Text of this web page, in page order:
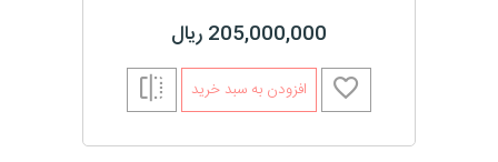
205,000,000 ریال
افزودن به سبد خرید